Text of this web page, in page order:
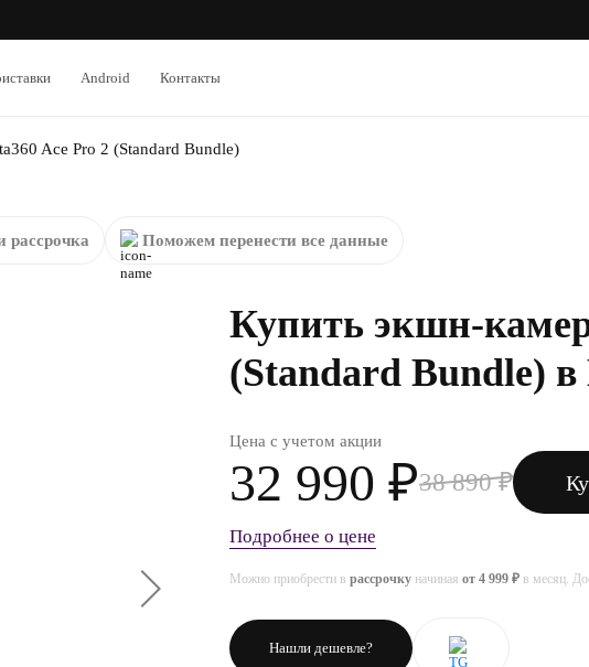
Android Контакты
Ace Pro 2 (Standard Bundle)
рассрочка Поможем перенести все данные
Купить экшн-
(Standard Bundle) в
Цена с учетом акции
32 990 ₽38 890 ₽
Подробнее о цене
Можно приобрести в рассрочку начиная от 4 999 ₽ в месяц.
Нашли дешевле?